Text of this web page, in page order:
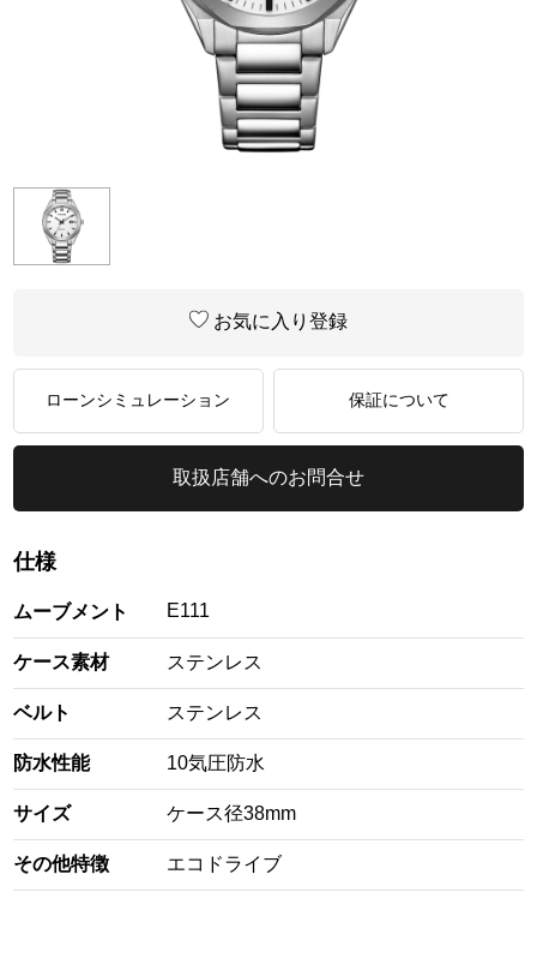
お気に入り登録
ローンシミュレーション 保証について
取扱店舗へのお問合せ
仕様
ムーブメント E111
ケース素材 ステンレス
ベルト ステンレス
防水性能 10気圧防水
サイズ ケース径38mm
その他特徴 エコドライブ